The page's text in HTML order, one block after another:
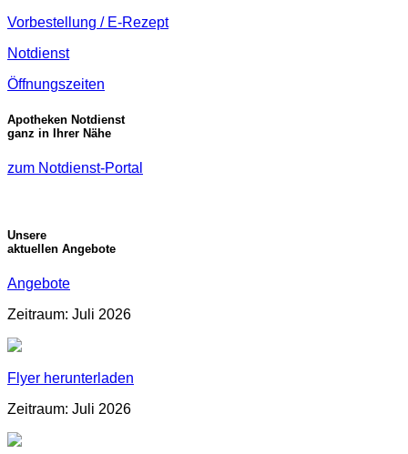
Vorbestellung / E-Rezept
Notdienst
Öffnungszeiten
Apotheken Notdienst
ganz in Ihrer Nähe
zum Notdienst-Portal
Unsere
aktuellen Angebote
Angebote
Zeitraum: Juli 2026
Flyer herunterladen
Zeitraum: Juli 2026